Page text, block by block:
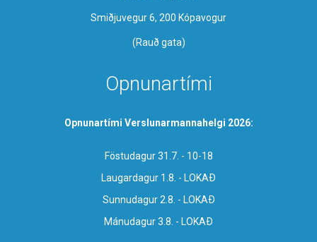
Smiðjuvegur 6, 200 Kópavogur
(Rauð gata)
Opnunartími
Opnunartími Verslunarmannahelgi 2026:
Föstudagur 31.7. - 10-18
Laugardagur 1.8. - LOKAÐ
Sunnudagur 2.8. - LOKAÐ
Mánudagur 3.8. - LOKAÐ